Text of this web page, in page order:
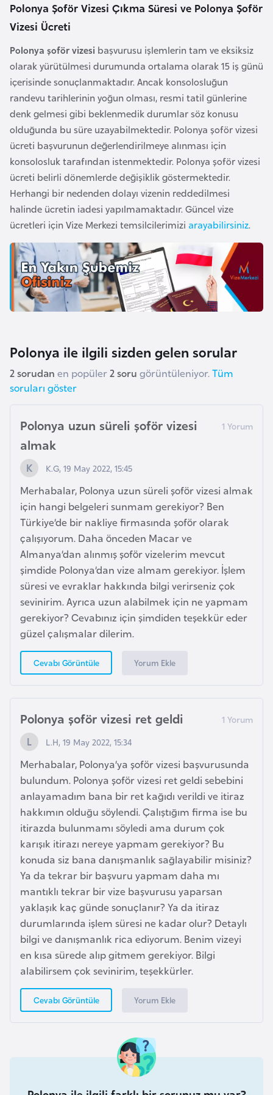
Polonya Şoför Vizesi Çıkma Süresi ve Polonya Şoför
Vizesi Ücreti
Polonya şoför vizesi başvurusu işlemlerin tam ve eksiksiz
olarak yürütülmesi durumunda ortalama olarak 15 iş günü
içerisinde sonuçlanmaktadır. Ancak konsolosluğun
randevu tarihlerinin yoğun olması, resmi tatil günlerine
denk gelmesi gibi beklenmedik durumlar söz konusu
olduğunda bu süre uzayabilmektedir. Polonya şoför vizesi
ücreti başvurunun değerlendirilmeye alınması için
konsolosluk tarafından istenmektedir. Polonya şoför vizesi
ücreti belirli dönemlerde değişiklik göstermektedir.
Herhangi bir nedenden dolayı vizenin reddedilmesi
halinde ücretin iadesi yapılmamaktadır. Güncel vize
ücretleri için Vize Merkezi temsilcilerimizi arayabilirsiniz.
Polonya ile ilgili sizden gelen sorular
2 sorudan en popüler2 soru görüntüleniyor. Tüm
soruları göster
Polonya uzun süreli şoför vizesi
almak
K.G, 19 May 2022, 15:45
Merhabalar, Polonya uzun süreli şoför vizesi almak
için hangi belgeleri sunmam gerekiyor? Ben
Türkiye’de bir nakliye firmasında şoför olarak
çalışıyorum. Daha önceden Macar ve
Almanya’dan alınmış şoför vizelerim mevcut
şimdide Polonya’dan vize almam gerekiyor. İşlem
süresi ve evraklar hakkında bilgi verirseniz çok
sevinirim. Ayrıca uzun alabilmek için ne yapmam
gerekiyor? Cevabınız için şimdiden teşekkür eder
güzel çalışmalar dilerim.
Cevabı Görüntüle Yorum Ekle
Polonya şoför vizesi ret geldi
L.H, 19 May 2022, 15:34
Merhabalar, Polonya’ya şoför vizesi başvurusunda
bulundum. Polonya şoför vizesi ret geldi sebebini
anlayamadım bana bir ret kağıdı verildi ve itiraz
hakkımın olduğu söylendi. Çalıştığım firma ise bu
itirazda bulunmamı söyledi ama durum çok
karışık itirazı nereye yapmam gerekiyor? Bu
konuda siz bana danışmanlık sağlayabilir misiniz?
Ya da tekrar bir başvuru yapmam daha mı
mantıklı tekrar bir vize başvurusu yaparsan
yaklaşık kaç günde sonuçlanır? Ya da itiraz
durumlarında işlem süresi ne kadar olur? Detaylı
bilgi ve danışmanlık rica ediyorum. Benim vizeyi
en kısa sürede alıp gitmem gerekiyor. Bilgi
alabilirsem çok sevinirim, teşekkürler.
Cevabı Görüntüle Yorum Ekle
e
n
i
s
t
a
n
E
s
t
o
n
y
a
E
t
i
p
y
a
F
d
i
ş
i
S
a
h
i
l
i
F
n
l
a
n
d
i
y
a
F
r
a
n
s
a
G
a
b
o
n